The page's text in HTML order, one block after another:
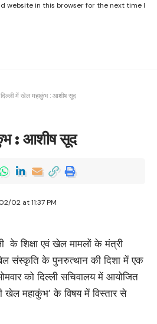
website in this browser for the next time I
दिल्ली में खेल महाकुंभ : आशीष सूद
: आशीष सूद
02 at 11:37 PM
के शिक्षा एवं खेल मामलों के मंत्री
संस्कृति के पुनरुत्थान की दिशा में एक
को दिल्ली सचिवालय में आयोजित
खेल महाकुंभ’ के विषय में विस्तार से